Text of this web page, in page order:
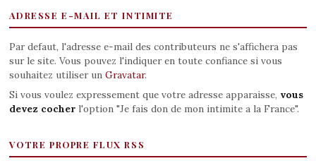
ADRESSE E-MAIL ET INTIMITE
Par defaut, l'adresse e-mail des contributeurs ne s'affichera pas
sur le site. Vous pouvez l'indiquer en toute confiance si vous
souhaitez utiliser un Gravatar.
Si vous voulez expressement que votre adresse apparaisse, vous
devez cocherl'option "Je fais don de mon intimite a la France".
VOTRE PROPRE FLUX RSS